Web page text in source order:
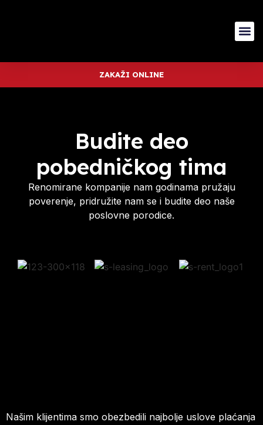
ZAKAŽI ONLINE
Budite deo
pobedničkog tima
Renomirane kompanije nam godinama pružaju
poverenje, pridružite nam se i budite deo naše
poslovne porodice.
Našim klijentima smo obezbedili najbolje uslove plaćanja